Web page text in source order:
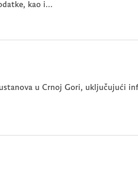
kao i...
u Crnoj Gori, uključujući